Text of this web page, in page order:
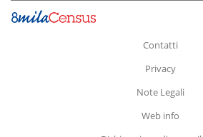
Contatti
Privacy
Note Legali
Web info